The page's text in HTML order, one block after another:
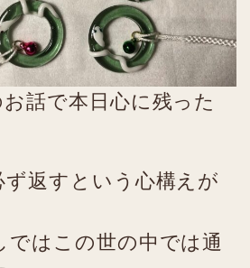
話で本日心に残った
ず返すという心構えが
ではこの世の中では通